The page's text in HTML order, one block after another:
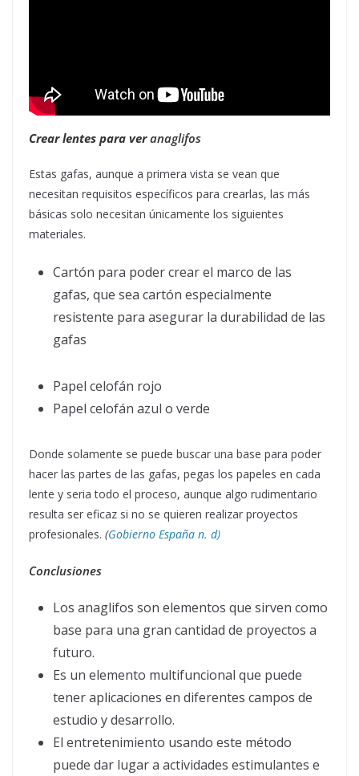
Crear lentes para veranaglifos
Estas gafas, aunque a primera vista se vean que
necesitan requisitos específicos para crearlas, las más
básicas solo necesitan únicamente los siguientes
materiales.
Cartón para poder crear el marco de las
gafas, que sea cartón especialmente
resistente para asegurar la durabilidad de las
gafas
Papel celofán rojo
Papel celofán azul o verde
Donde solamente se puede buscar una base para poder
hacer las partes de las gafas, pegas los papeles en cada
lente y seria todo el proceso, aunque algo rudimentario
resulta ser eficaz si no se quieren realizar proyectos
profesionales. (Gobierno España n. d)
Conclusiones
Los anaglifos son elementos que sirven como
base para una gran cantidad de proyectos a
futuro.
Es un elemento multifuncional que puede
tener aplicaciones en diferentes campos de
estudio y desarrollo.
El entretenimiento usando este método
puede dar lugar a actividades estimulantes e